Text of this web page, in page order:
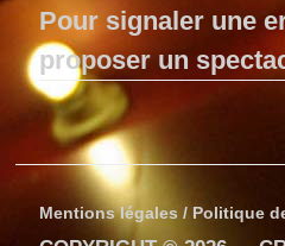
Pour signaler une
proposer un
Mentions légales / Politique